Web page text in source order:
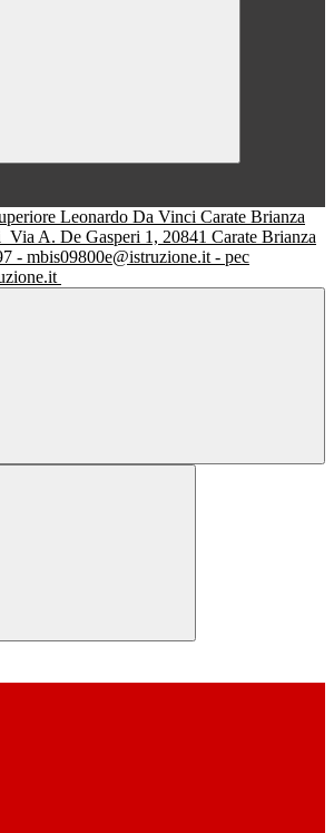
Via A. De Gasperi 1, 20841 Carate Brianza
- mbis09800e@istruzione.it - pec